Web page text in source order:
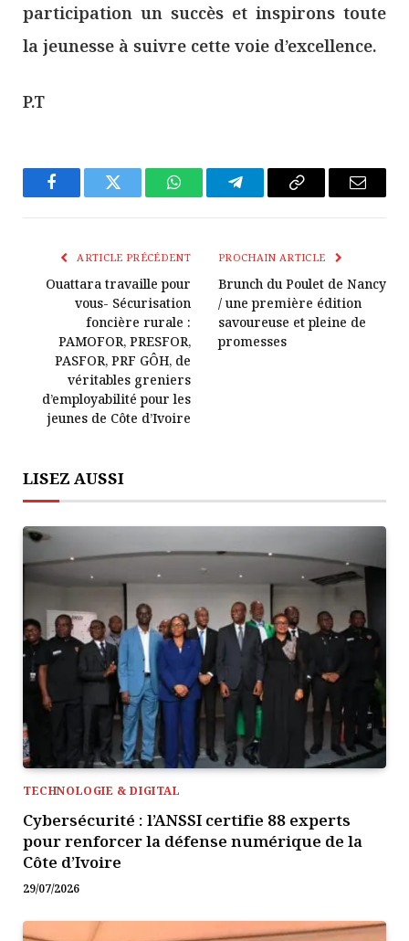
participation un succès et inspirons toute
la jeunesse à suivre cette voie d’excellence.
P.T
FacebookTwitter WhatsAppTélégrammeCopier
Lien
E-
ARTICLE PRÉCÉDENT
Ouattara travaille pour
vous- Sécurisation
foncière rurale :
PAMOFOR, PRESFOR,
PASFOR, PRF GÔH, de
véritables greniers
d’employabilité pour les
jeunes de Côte d’Ivoire
PROCHAIN ARTICLE
Brunch du Poulet de Nancy
/ une première édition
savoureuse et pleine de
promesses
LISEZ AUSSI
TECHNOLOGIE & DIGITAL
Cybersécurité : l’ANSSI certifie 88 experts
pour renforcer la défense numérique de la
Côte d’Ivoire
29/07/2026